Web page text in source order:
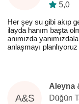
5,0
Her şey su gibi akıp
ilayda hanım başta
anımızda
anlaşmayı
A&S
Aleyna
Düğün